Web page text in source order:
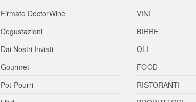
Firmato DoctorWine
Degustazioni
Dai Nostri Inviati
Gourmet
Pot-Pourri
VINI
BIRRE
OLI
FOOD
RISTORANTI